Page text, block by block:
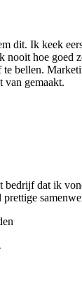
dit. Ik keek
nooit hoe goed
bellen.
van gemaakt.
bedrijf dat ik